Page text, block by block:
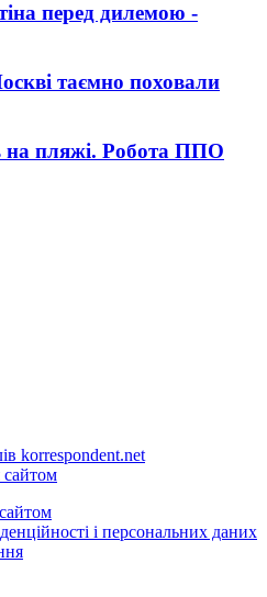
перед дилемою -
таємно поховали
на пляжі. Робота ППО
korrespondent.net
сайтом
і персональних даних